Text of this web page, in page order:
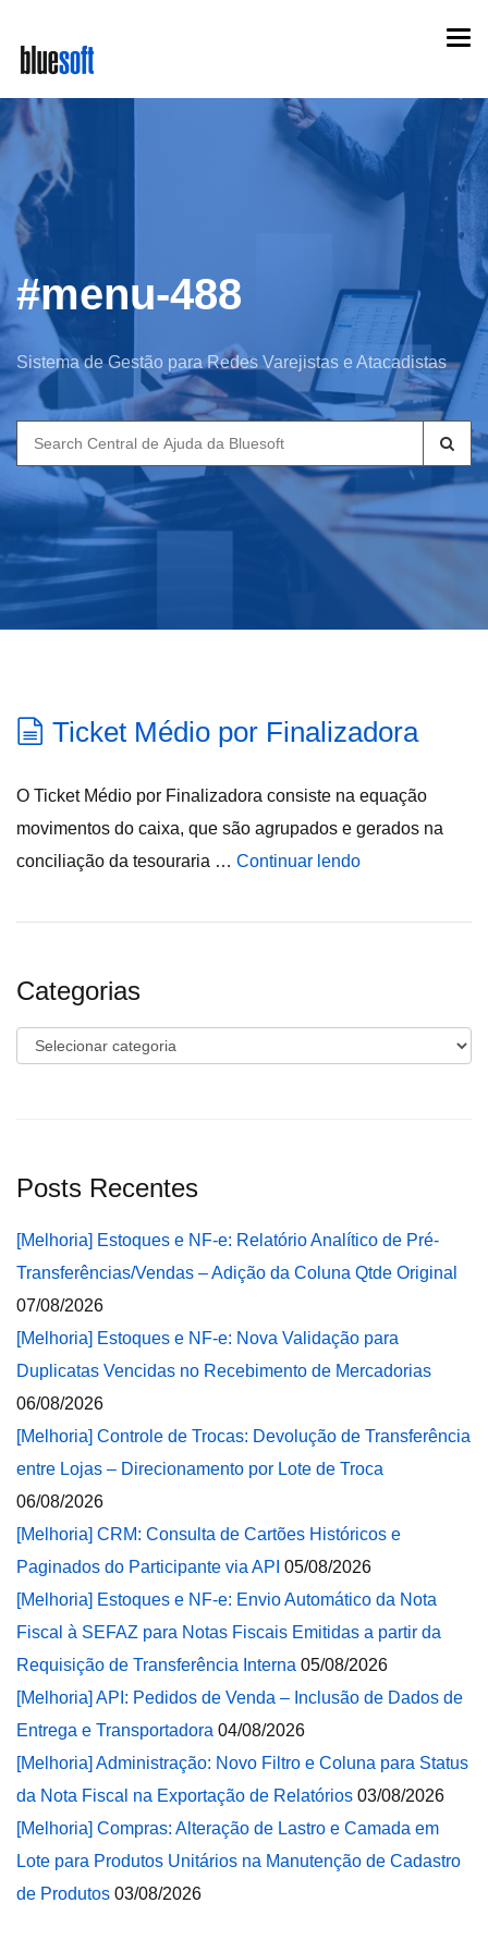
main
content
#menu-488
Sistema de Gestão para Redes Varejistas e Atacadistas
Search
for:
Ticket Médio por Finalizadora
O Ticket Médio por Finalizadora consiste na equação
movimentos do caixa, que são agrupados e gerados na
conciliação da tesouraria … Continuar lendo
Categorias
Categorias
Posts Recentes
[Melhoria] Estoques e NF-e: Relatório Analítico de Pré-
Transferências/Vendas – Adição da Coluna Qtde Original
07/08/2026
[Melhoria] Estoques e NF-e: Nova Validação para
Duplicatas Vencidas no Recebimento de Mercadorias
06/08/2026
[Melhoria] Controle de Trocas: Devolução de Transferência
entre Lojas – Direcionamento por Lote de Troca
06/08/2026
[Melhoria] CRM: Consulta de Cartões Históricos e
Paginados do Participante via API 05/08/2026
[Melhoria] Estoques e NF-e: Envio Automático da Nota
Fiscal à SEFAZ para Notas Fiscais Emitidas a partir da
Requisição de Transferência Interna 05/08/2026
[Melhoria] API: Pedidos de Venda – Inclusão de Dados de
Entrega e Transportadora 04/08/2026
[Melhoria] Administração: Novo Filtro e Coluna para Status
da Nota Fiscal na Exportação de Relatórios 03/08/2026
[Melhoria] Compras: Alteração de Lastro e Camada em
Lote para Produtos Unitários na Manutenção de Cadastro
de Produtos 03/08/2026